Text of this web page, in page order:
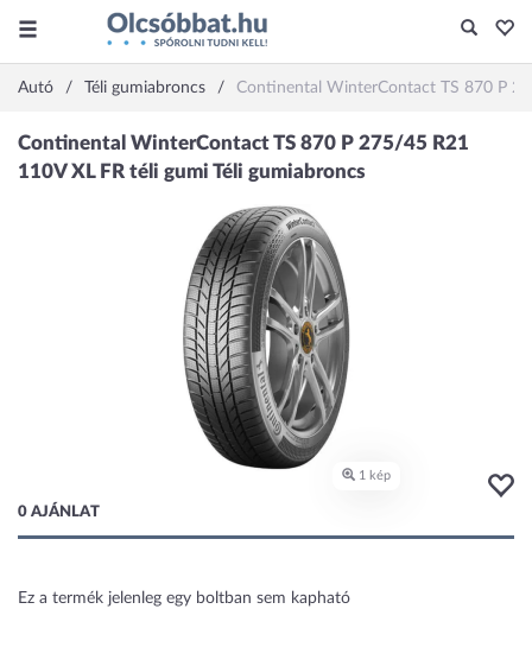
Autó Téli gumiabroncs Continental WinterContact TS 870 P
0 AJÁNLAT
Ez a termék jelenleg egy boltban sem kapható